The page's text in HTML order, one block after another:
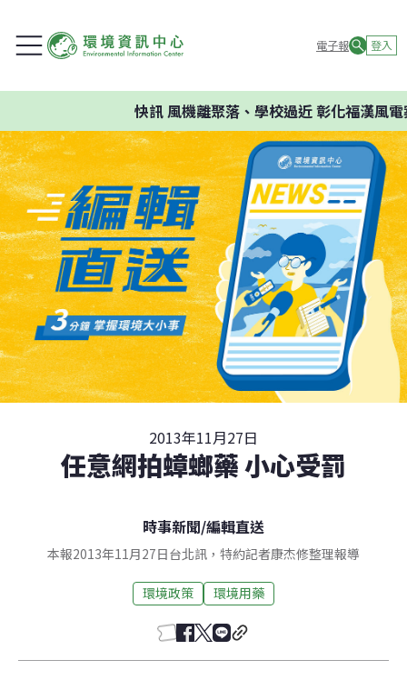
電子報 登入
快訊風機離聚落、學校過近 彰化福漢風電
2013年11月27日
任意網拍蟑螂藥 小心受罰
時事新聞/編輯直送
本報2013年11月27日台北訊，特約記者康杰修整理報導
環境政策 環境用藥